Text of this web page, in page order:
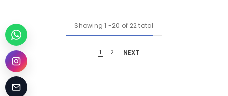
Showing 1 -20 of 22 total
1 2 NEXT